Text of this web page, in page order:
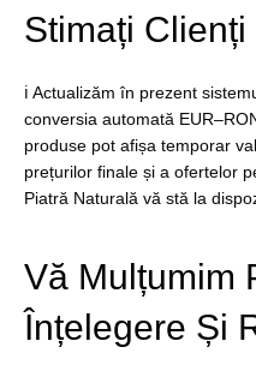
Stimați Clienți
ℹ️ Actualizăm în prezent
conversia automată
produse pot afișa temporar
prețurilor finale și a ofertelor
Piatră Naturală vă stă la
Vă Mulțumim
Înțelegere Și